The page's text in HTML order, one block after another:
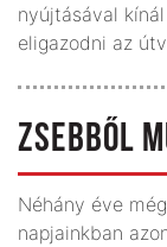
nyújtásával
eligazodni az
ZSEBBŐL
Néhány éve
napjainkban